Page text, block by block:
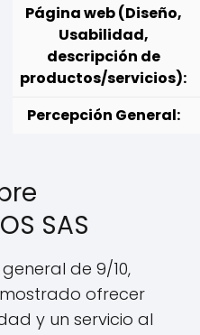
Página web (Diseño,
Usabilidad,
descripción de
productos/servicios):
Percepción General:
SAS
de 9/10,
ofrecer
y un servicio al